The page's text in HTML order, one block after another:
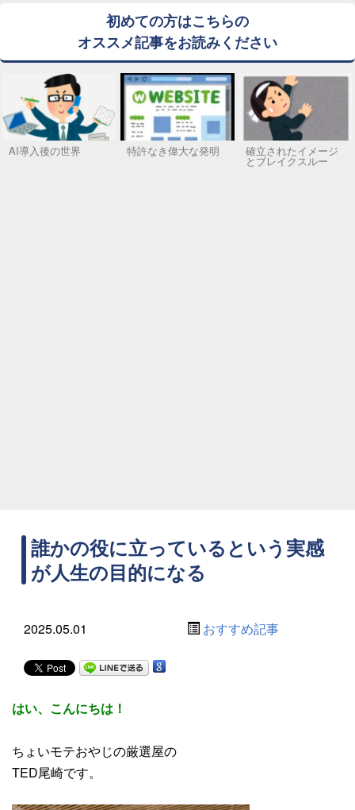
初めての方はこちらの
オススメ記事をお読みください
AI導入後の世界 特許なき偉大な発明 確立されたイメージ
とブレイクスルー
誰かの役に立っているという実感
が人生の目的になる
2025.05.01 おすすめ記事
はい、こんにちは！
ちょいモテおやじの厳選屋の
TED尾崎です。